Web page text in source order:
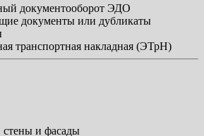
документооборот ЭДО
документы или дубликаты
транспортная накладная (ЭТрН)